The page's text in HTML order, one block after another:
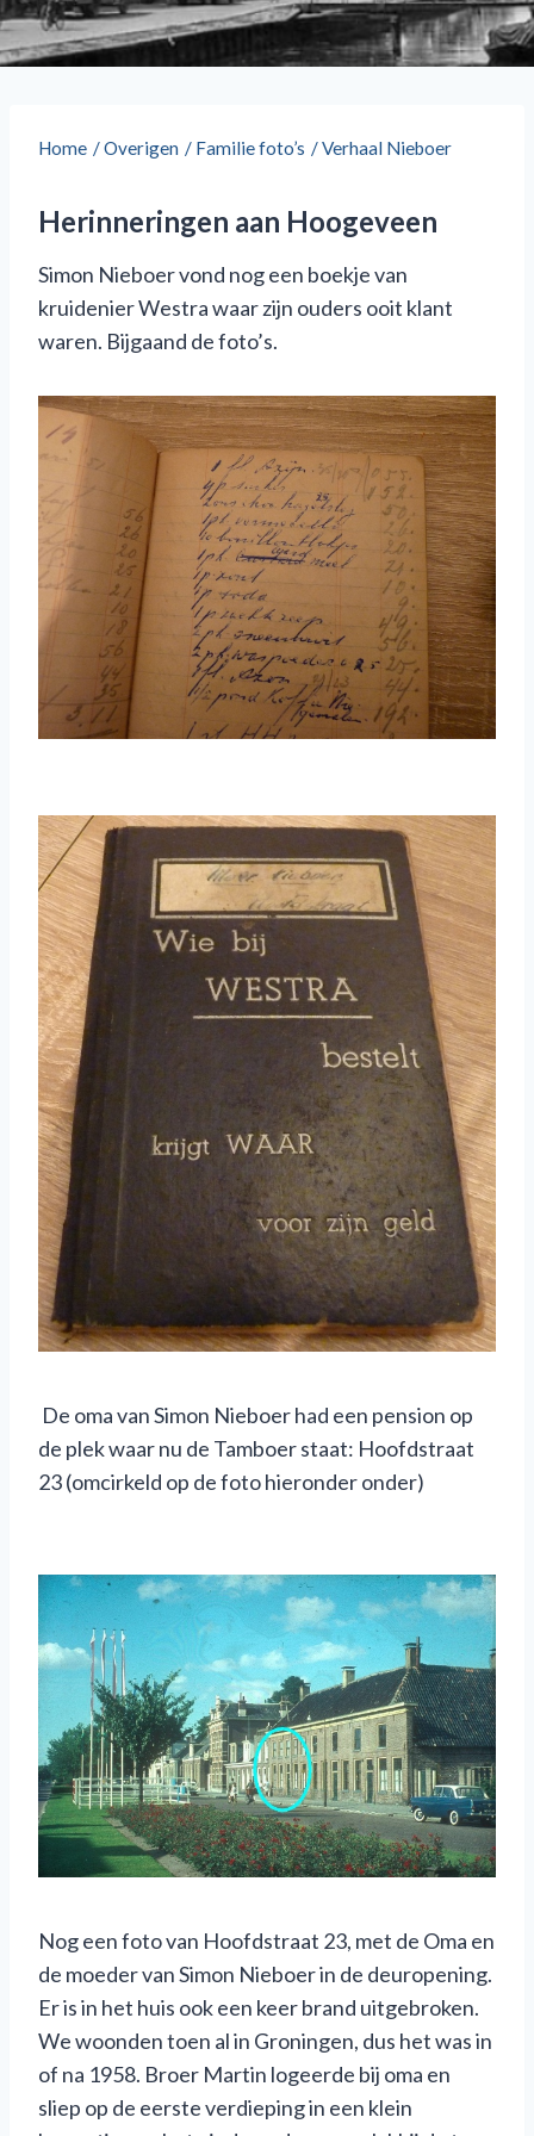
Home /Overigen / Familie foto’s /Verhaal Nieboer
Herinneringen aan Hoogeveen
Simon Nieboer vond nog een boekje van
kruidenier Westra waar zijn ouders ooit klant
waren. Bijgaand de foto’s.
De oma van Simon Nieboer had een pension op
de plek waar nu de Tamboer staat: Hoofdstraat
23 (omcirkeld op de foto hieronder onder)
Nog een foto van Hoofdstraat 23, met de Oma en
de moeder van Simon Nieboer in de deuropening.
Er is in het huis ook een keer brand uitgebroken.
We woonden toen al in Groningen, dus het was in
of na 1958. Broer Martin logeerde bij oma en
sliep op de eerste verdieping in een klein